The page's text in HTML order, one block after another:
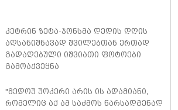
კეტრინ ზეტა-ჯონსმა დედის დღის
აღსანიშნავად შვილებთან ერთად
გადაღებული იშვიათი ფოტოები
გამოაქვეყნა
"მედოუ უოკერი არის ის ადამიანი,
რომელიც აქ ამ საძმოს წარსადგენად